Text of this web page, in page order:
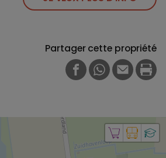
Partager cette propriété
FACEBOOK
WHATSAPP
E-MAIL